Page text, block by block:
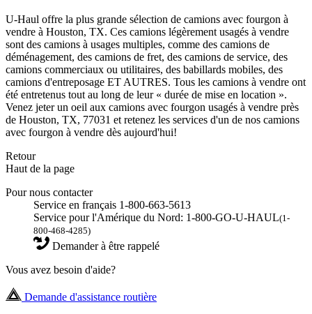
U-Haul offre la plus grande sélection de camions avec fourgon à
vendre à Houston, TX. Ces camions légèrement usagés à vendre
sont des camions à usages multiples, comme des camions de
déménagement, des camions de fret, des camions de service, des
camions commerciaux ou utilitaires, des babillards mobiles, des
camions d'entreposage ET AUTRES. Tous les camions à vendre ont
été entretenus tout au long de leur « durée de mise en location ».
Venez jeter un oeil aux camions avec fourgon usagés à vendre près
de Houston, TX, 77031 et retenez les services d'un de nos camions
avec fourgon à vendre dès aujourd'hui!
Retour
Haut de la page
Pour nous contacter
Service en français 1-800-663-5613
Service pour l'Amérique du Nord: 1-800-GO-U-HAUL(1-
800-468-4285)
Demander à être rappelé
Vous avez besoin d'aide?
Demande d'assistance routière